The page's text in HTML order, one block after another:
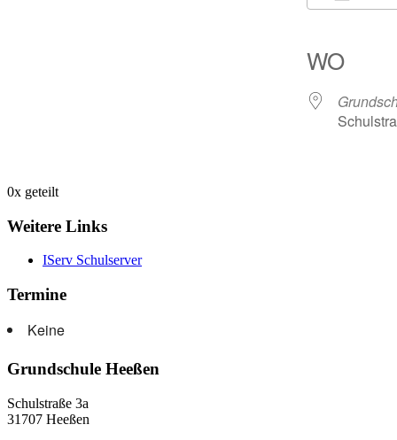
WO
0x geteilt
Weitere Links
IServ Schulserver
Termine
Keine
Grundschule Heeßen
Schulstraße 3a
31707 Heeßen